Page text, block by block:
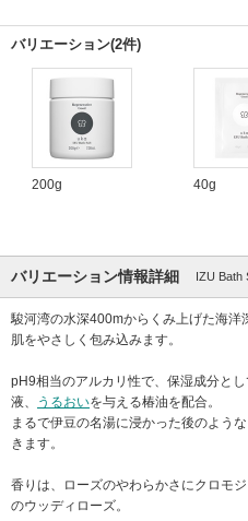
バリエーション(2件)
200g 40g
バリエーション情報詳細 IZU Bath
駿河湾の水深400mからくみ上げた海
肌をやさしく包み込みます。
pH9相当のアルカリ性で、保湿成分と
液、
うるおいを与える椿油を配合。
まるで伊豆の名湯に浸かった後のよう
きます。
香りは、ローズのやわらかさにクロモ
のウッディローズ。